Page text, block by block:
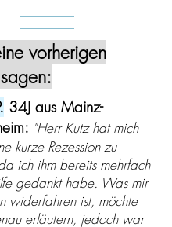
vorherigen
34J aus Mainz-
"Herr Kutz hat mich
kurze Rezession zu
ich ihm bereits mehrfach
gedankt habe. Was mir
widerfahren ist, möchte
erläutern, jedoch war